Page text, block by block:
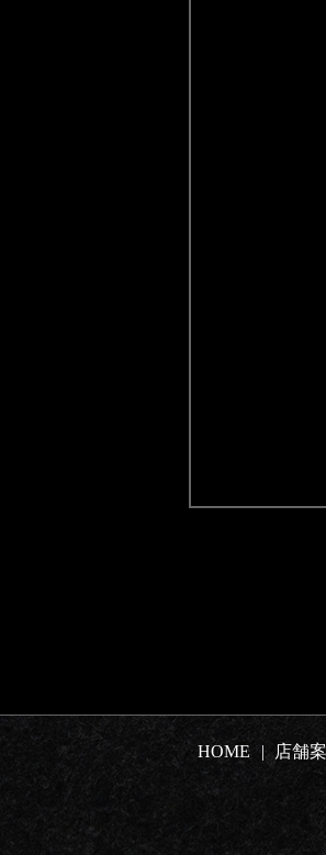
HOME 店舗